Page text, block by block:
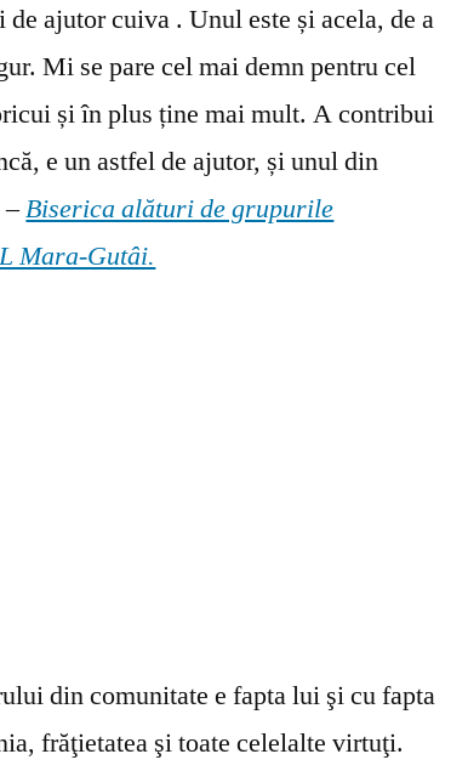
ajutor cuiva . Unul este și acela, de a
Mi se pare cel mai demn pentru cel
și în plus ține mai mult. A contribui
e un astfel de ajutor, și unul din
–Biserica alături de grupurile
Mara-Gutâi.
din comunitate e fapta lui şi cu fapta
frăţietatea şi toate celelalte virtuţi.